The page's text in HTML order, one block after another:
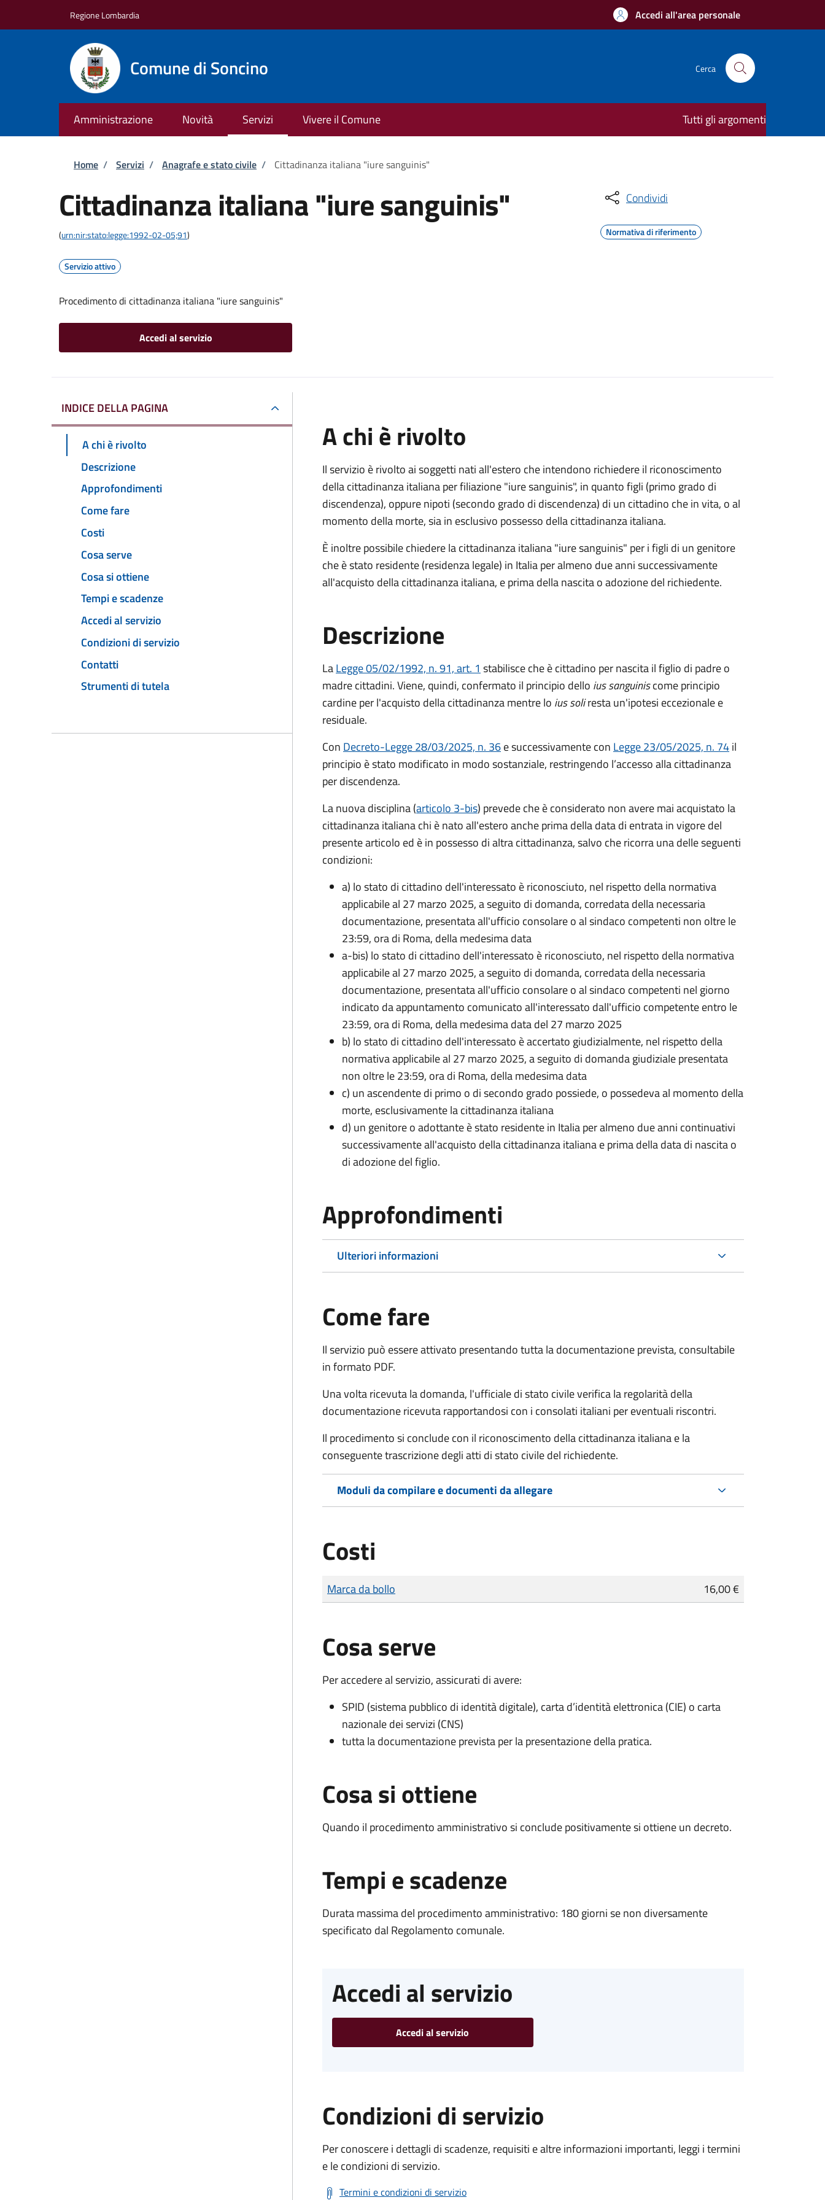
Regione Lombardia Accedi all'area personale
Comune di Soncino Cerca
Amministrazione Novità Servizi Vivere il Comune Tutti gli argomenti
Briciole di pane
Home / Servizi / Anagrafe e stato civile / Cittadinanza italiana "iure sanguinis"
Cittadinanza italiana "iure sanguinis"
(urn:nir:stato:legge:1992-02-05;91)
Servizio attivo
Procedimento di cittadinanza italiana "iure sanguinis"
Accedi al servizio
Condividi
Normativa di riferimento
INDICE DELLA PAGINA
A chi è rivolto
Descrizione
Approfondimenti
Come fare
Costi
Cosa serve
Cosa si ottiene
Tempi e scadenze
Accedi al servizio
Condizioni di servizio
Contatti
Strumenti di tutela
A chi è rivolto
Il servizio è rivolto ai soggetti nati all'estero che intendono richiedere il riconoscimento
della cittadinanza italiana per filiazione "iure sanguinis", in quanto figli (primo grado di
discendenza), oppure nipoti (secondo grado di discendenza) di un cittadino che in vita, o al
momento della morte, sia in esclusivo possesso della cittadinanza italiana.
È inoltre possibile chiedere la cittadinanza italiana "iure sanguinis" per i figli di un genitore
che è stato residente (residenza legale) in Italia per almeno due anni successivamente
all'acquisto della cittadinanza italiana, e prima della nascita o adozione del richiedente.
Descrizione
LaLegge 05/02/1992, n. 91, art. 1 stabilisce che è cittadino per nascita il figlio di padre o
madre cittadini. Viene, quindi, confermato il principio dello ius sanguiniscome principio
cardine per l'acquisto della cittadinanza mentre lo ius soliresta un'ipotesi eccezionale e
residuale.
Con Decreto-Legge 28/03/2025, n. 36e successivamente con Legge 23/05/2025, n. 74il
principio è stato modificato in modo sostanziale, restringendo l’accesso alla cittadinanza
per discendenza.
La nuova disciplina (articolo 3-bis) prevede cheèconsiderato non avere mai acquistato la
cittadinanza italiana chi è nato all'estero anche prima della data di entrata in vigore del
presente articolo ed è in possesso di altra cittadinanza, salvo che ricorra una delle seguenti
condizioni:
a) lo stato di cittadino dell'interessato è riconosciuto, nel rispetto della normativa
applicabile al 27 marzo 2025, a seguito di domanda, corredata della necessaria
documentazione, presentata all'ufficio consolare o al sindaco competenti non oltre le
23:59, ora di Roma, della medesima data
a-bis) lo stato di cittadino dell'interessato è riconosciuto, nel rispetto della normativa
applicabile al 27 marzo 2025, a seguito di domanda, corredata della necessaria
documentazione, presentata all'ufficio consolare o al sindaco competenti nel giorno
indicato da appuntamento comunicato all'interessato dall'ufficio competente entro le
23:59, ora di Roma, della medesima data del 27 marzo 2025
b) lo stato di cittadino dell'interessato è accertato giudizialmente, nel rispetto della
normativa applicabile al 27 marzo 2025, a seguito di domanda giudiziale presentata
non oltre le 23:59, ora di Roma, della medesima data
c) un ascendente di primo o di secondo grado possiede, o possedeva al momento della
morte, esclusivamente la cittadinanza italiana
d) un genitore o adottante è stato residente in Italia per almeno due anni continuativi
successivamente all'acquisto della cittadinanza italiana e prima della data di nascita o
di adozione del figlio.
Approfondimenti
Ulteriori informazioni
Come fare
Il servizio può essere attivato presentando tutta la documentazione prevista, consultabile
in formato PDF.
Una volta ricevuta la domanda, l'ufficiale di stato civile verifica la regolarità della
documentazione ricevuta rapportandosi con i consolati italiani per eventuali riscontri.
Il procedimento si conclude con il riconoscimento della cittadinanza italiana e la
conseguente trascrizione degli atti di stato civile del richiedente.
Moduli da compilare e documenti da allegare
Costi
Tipo di pagamento
Importo
Marca da bollo 16,00 €
Cosa serve
Per accedere al servizio, assicurati di avere:
SPID (sistema pubblico di identità digitale), carta d’identità elettronica (CIE) o carta
nazionale dei servizi (CNS)
tutta la documentazione prevista per la presentazione della pratica.
Cosa si ottiene
Quando il procedimento amministrativo si conclude positivamente si ottiene un decreto.
Tempi e scadenze
Durata massima del procedimento amministrativo: 180 giorni se non diversamente
specificato dal Regolamento comunale.
Accedi al servizio
Accedi al servizio
Condizioni di servizio
Per conoscere i dettagli di scadenze, requisiti e altre informazioni importanti, leggi i termini
e le condizioni di servizio.
Termini e condizioni di servizio